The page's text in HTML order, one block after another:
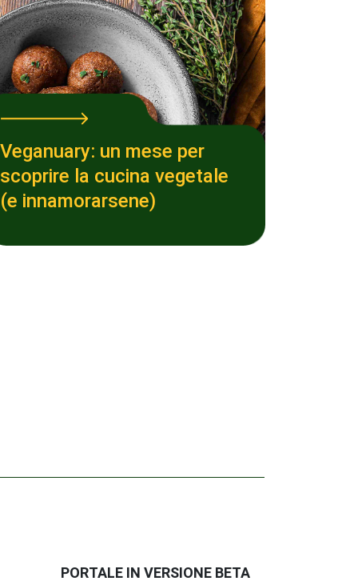
Veganuary: un mese per
scoprire la cucina vegetale
(e innamorarsene)
PORTALE IN VERSIONE BETA